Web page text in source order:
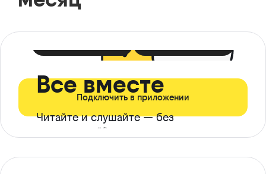
Все вместе
Читайте и слушайте — без
ограничений*
Подключить в приложении